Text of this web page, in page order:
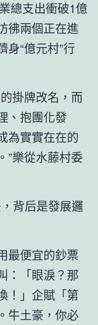
總支出衝破1億
彿兩個正在進
“億元村”行
掛牌改名，而
、抱團化發
為實實在在的
”樂從水藤村委
背后是發展邏
最便宜的鈔票
：「眼淚？那
！」企賦「第
牛土豪，你必